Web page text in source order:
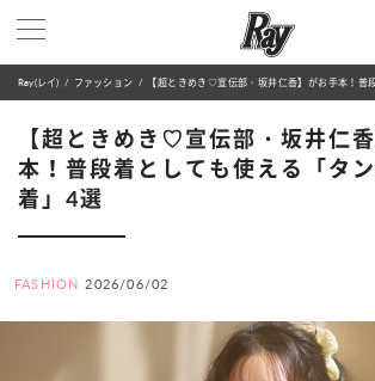
Ray(レイ) ファッション 【超ときめき♡宣伝部・坂井仁香】がお手本！普段着とし
【超ときめき♡宣伝部・坂井仁
本！普段着としても使える「タ
着」4選
FASHION 2026/06/02